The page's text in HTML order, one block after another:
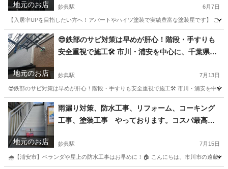
地元のお店 妙典駅 6月7日
【入居率UPを目指したい方へ！アパートやハイツ塗装で実績豊富な塗装屋です】 こ
千葉 市川市 妙典駅 その他 外壁
地元のお店
😎鉄部のサビ対策は早めが肝心！階段・手すりも
安全重視で施工🛠️ 市川・浦安を中心に、千葉県内
妙典駅 7月13日
😎鉄部のサビ対策は早めが肝心！階段・手すりも安全重視で施工🛠️ 市川・浦安を中心
千葉 市川市 妙典駅 その他
地元のお店
雨漏り対策、防水工事、リフォーム、コーキング
工事、塗装工事 やっております。コスパ最高の
妙典駅 7月15日
🌧【浦安市】ベランダや屋上の防水工事はお早めに！🏠 こんにちは、市川市の遠藤